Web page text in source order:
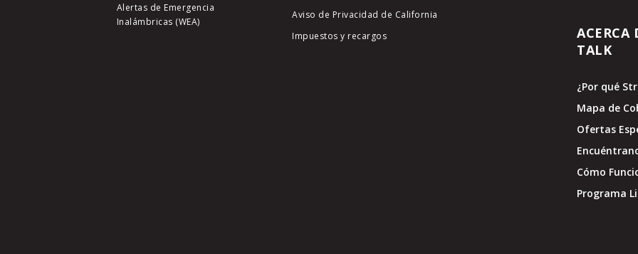
Alertas de Emergencia
Inalámbricas (WEA)
Aviso de Privacidad de California
Impuestos y recargos
ACERCA
TALK
¿Por qué
Mapa de
Ofertas
Cómo
Programa